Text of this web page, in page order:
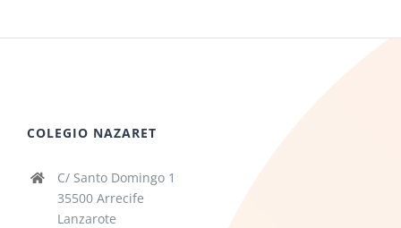
COLEGIO NAZARET
C/ Santo Domingo 1
35500 Arrecife
Lanzarote